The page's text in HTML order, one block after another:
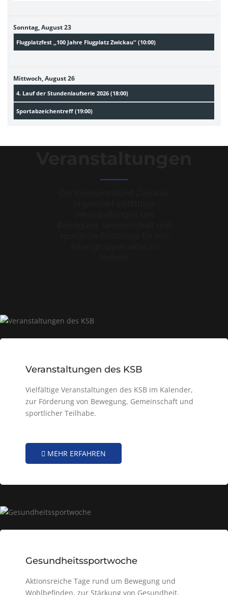
Sonntag,August23
Flugplatzfest ,,100 Jahre Flugplatz Zwickau'' (10:00)
Mittwoch,August26
4. Lauf der Stundenlaufserie 2026 (18:00)
Sportabzeichentreff (19:00)
Veranstaltungen des KSB
Vielfältige Veranstaltungen des KSB im Kalender,
zur Förderung von Bewegung, Gemeinschaft und
sportlicher Teilhabe.
MEHR ERFAHREN
Gesundheitssportwoche
Aktionsreiche Tage rund um Bewegung und
Wohlbefinden, zur Stärkung von Gesundheit,